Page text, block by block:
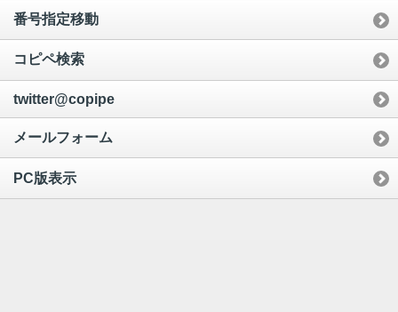
番号指定移動
コピペ検索
twitter@copipe
メールフォーム
PC版表示